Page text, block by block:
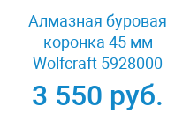
Алмазная буровая
коронка 45 мм
Wolfcraft 5928000
3 550 руб.